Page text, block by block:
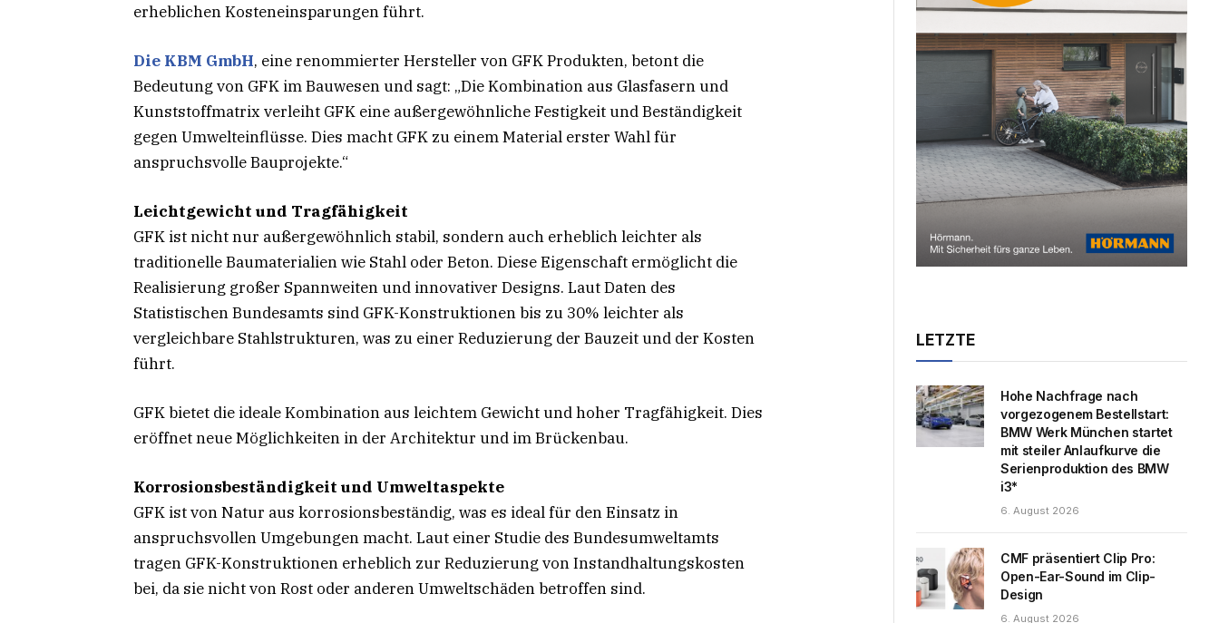
erheblichen Kosteneinsparungen führt.
Die KBM GmbH, eine renommierter Hersteller von GFK Produkten, betont die
Bedeutung von GFK im Bauwesen und sagt: „Die Kombination aus Glasfasern und
Kunststoffmatrix verleiht GFK eine außergewöhnliche Festigkeit und Beständigkeit
gegen Umwelteinflüsse. Dies macht GFK zu einem Material erster Wahl für
anspruchsvolle Bauprojekte.“
Leichtgewicht und Tragfähigkeit
GFK ist nicht nur außergewöhnlich stabil, sondern auch erheblich leichter als
traditionelle Baumaterialien wie Stahl oder Beton. Diese Eigenschaft ermöglicht die
Realisierung großer Spannweiten und innovativer Designs. Laut Daten des
Statistischen Bundesamts sind GFK-Konstruktionen bis zu 30% leichter als
vergleichbare Stahlstrukturen, was zu einer Reduzierung der Bauzeit und der Kosten
führt.
GFK bietet die ideale Kombination aus leichtem Gewicht und hoher Tragfähigkeit. Dies
eröffnet neue Möglichkeiten in der Architektur und im Brückenbau.
Korrosionsbeständigkeit und Umweltaspekte
GFK ist von Natur aus korrosionsbeständig, was es ideal für den Einsatz in
anspruchsvollen Umgebungen macht. Laut einer Studie des Bundesumweltamts
tragen GFK-Konstruktionen erheblich zur Reduzierung von Instandhaltungskosten
bei, da sie nicht von Rost oder anderen Umweltschäden betroffen sind.
LETZTE
Hohe Nachfrage nach
vorgezogenem Bestellstart:
BMW Werk München startet
mit steiler Anlaufkurve die
Serienproduktion des BMW
i3*
6. August 2026
CMF präsentiert Clip Pro:
Open-Ear-Sound im Clip-
Design
6. August 2026